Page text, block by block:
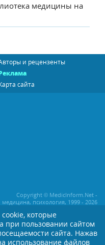
медицины на
и рецензенты
сайта
Copyright © MedicInform.Net -
медицина, психология, 1999 - 2026
нашего сайта строго
допускается при наличии
на MedicInform.Net
которые
при пользовании сайтом
сайта. Нажав
использование файлов